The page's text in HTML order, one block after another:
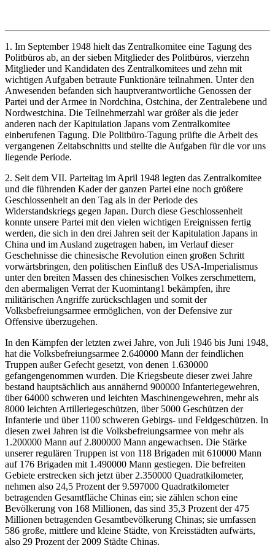
1. Im September 1948 hielt das Zentralkomitee eine Tagung des
Politbüros ab, an der sieben Mitglieder des Politbüros, vierzehn
Mitglieder und Kandidaten des Zentralkomitees und zehn mit
wichtigen Aufgaben betraute Funktionäre teilnahmen. Unter den
Anwesenden befanden sich hauptverantwortliche Genossen der
Partei und der Armee in Nordchina, Ostchina, der Zentralebene und
Nordwestchina. Die Teilnehmerzahl war größer als die jeder
anderen nach der Kapitulation Japans vom Zentralkomitee
einberufenen Tagung. Die Politbüro-Tagung prüfte die Arbeit des
vergangenen Zeitabschnitts und stellte die Aufgaben für die vor uns
liegende Periode.
2. Seit dem VII. Parteitag im April 1948 legten das Zentralkomitee
und die führenden Kader der ganzen Partei eine noch größere
Geschlossenheit an den Tag als in der Periode des
Widerstandskriegs gegen Japan. Durch diese Geschlossenheit
konnte unsere Partei mit den vielen wichtigen Ereignissen fertig
werden, die sich in den drei Jahren seit der Kapitulation Japans in
China und im Ausland zugetragen haben, im Verlauf dieser
Geschehnisse die chinesische Revolution einen großen Schritt
vorwärtsbringen, den politischen Einfluß des USA-Imperialismus
unter den breiten Massen des chinesischen Volkes zerschmettern,
den abermaligen Verrat der Kuomintang1 bekämpfen, ihre
militärischen Angriffe zurückschlagen und somit der
Volksbefreiungsarmee ermöglichen, von der Defensive zur
Offensive überzugehen.
In den Kämpfen der letzten zwei Jahre, von Juli 1946 bis Juni 1948,
hat die Volksbefreiungsarmee 2.640000 Mann der feindlichen
Truppen außer Gefecht gesetzt, von denen 1.630000
gefangengenommen wurden. Die Kriegsbeute dieser zwei Jahre
bestand hauptsächlich aus annähernd 900000 Infanteriegewehren,
über 64000 schweren und leichten Maschinengewehren, mehr als
8000 leichten Artilleriegeschützen, über 5000 Geschützen der
Infanterie und über 1100 schweren Gebirgs- und Feldgeschützen. In
diesen zwei Jahren ist die Volksbefreiungsarmee von mehr als
1.200000 Mann auf 2.800000 Mann angewachsen. Die Stärke
unserer regulären Truppen ist von 118 Brigaden mit 610000 Mann
auf 176 Brigaden mit 1.490000 Mann gestiegen. Die befreiten
Gebiete erstrecken sich jetzt über 2.350000 Quadratkilometer,
nehmen also 24,5 Prozent der 9.597000 Quadratkilometer
betragenden Gesamtfläche Chinas ein; sie zählen schon eine
Bevölkerung von 168 Millionen, das sind 35,3 Prozent der 475
Millionen betragenden Gesamtbevölkerung Chinas; sie umfassen
586 große, mittlere und kleine Städte, von Kreisstädten aufwärts,
also 29 Prozent der 2009 Städte Chinas.